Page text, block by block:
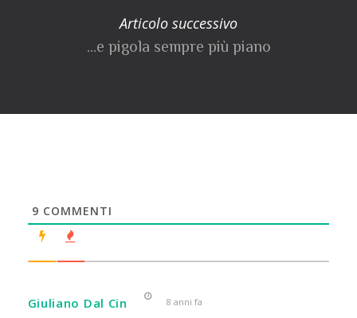
Articolo successivo
…e pigola sempre più piano
9 COMMENTI
Giuliano Dal Cin 8 anni fa